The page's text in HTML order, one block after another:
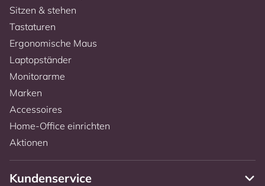
Sitzen & stehen
Tastaturen
Ergonomische Maus
Laptopständer
Monitorarme
Marken
Accessoires
Home-Office einrichten
Aktionen
Kundenservice